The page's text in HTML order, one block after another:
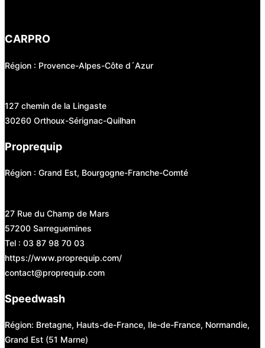
CARPRO
Région : Provence-Alpes-Côte d´Azur
127 chemin de la Lingaste
30260 Orthoux-Sérignac-Quilhan
Proprequip
Région : Grand Est, Bourgogne-Franche-Comté
27 Rue du Champ de Mars
57200 Sarreguemines
Tel : 03 87 98 70 03
https://www.proprequip.com/
contact@proprequip.com
Speedwash
Région: Bretagne, Hauts-de-France, Ile-de-France, Normandie,
Grand Est (51 Marne)